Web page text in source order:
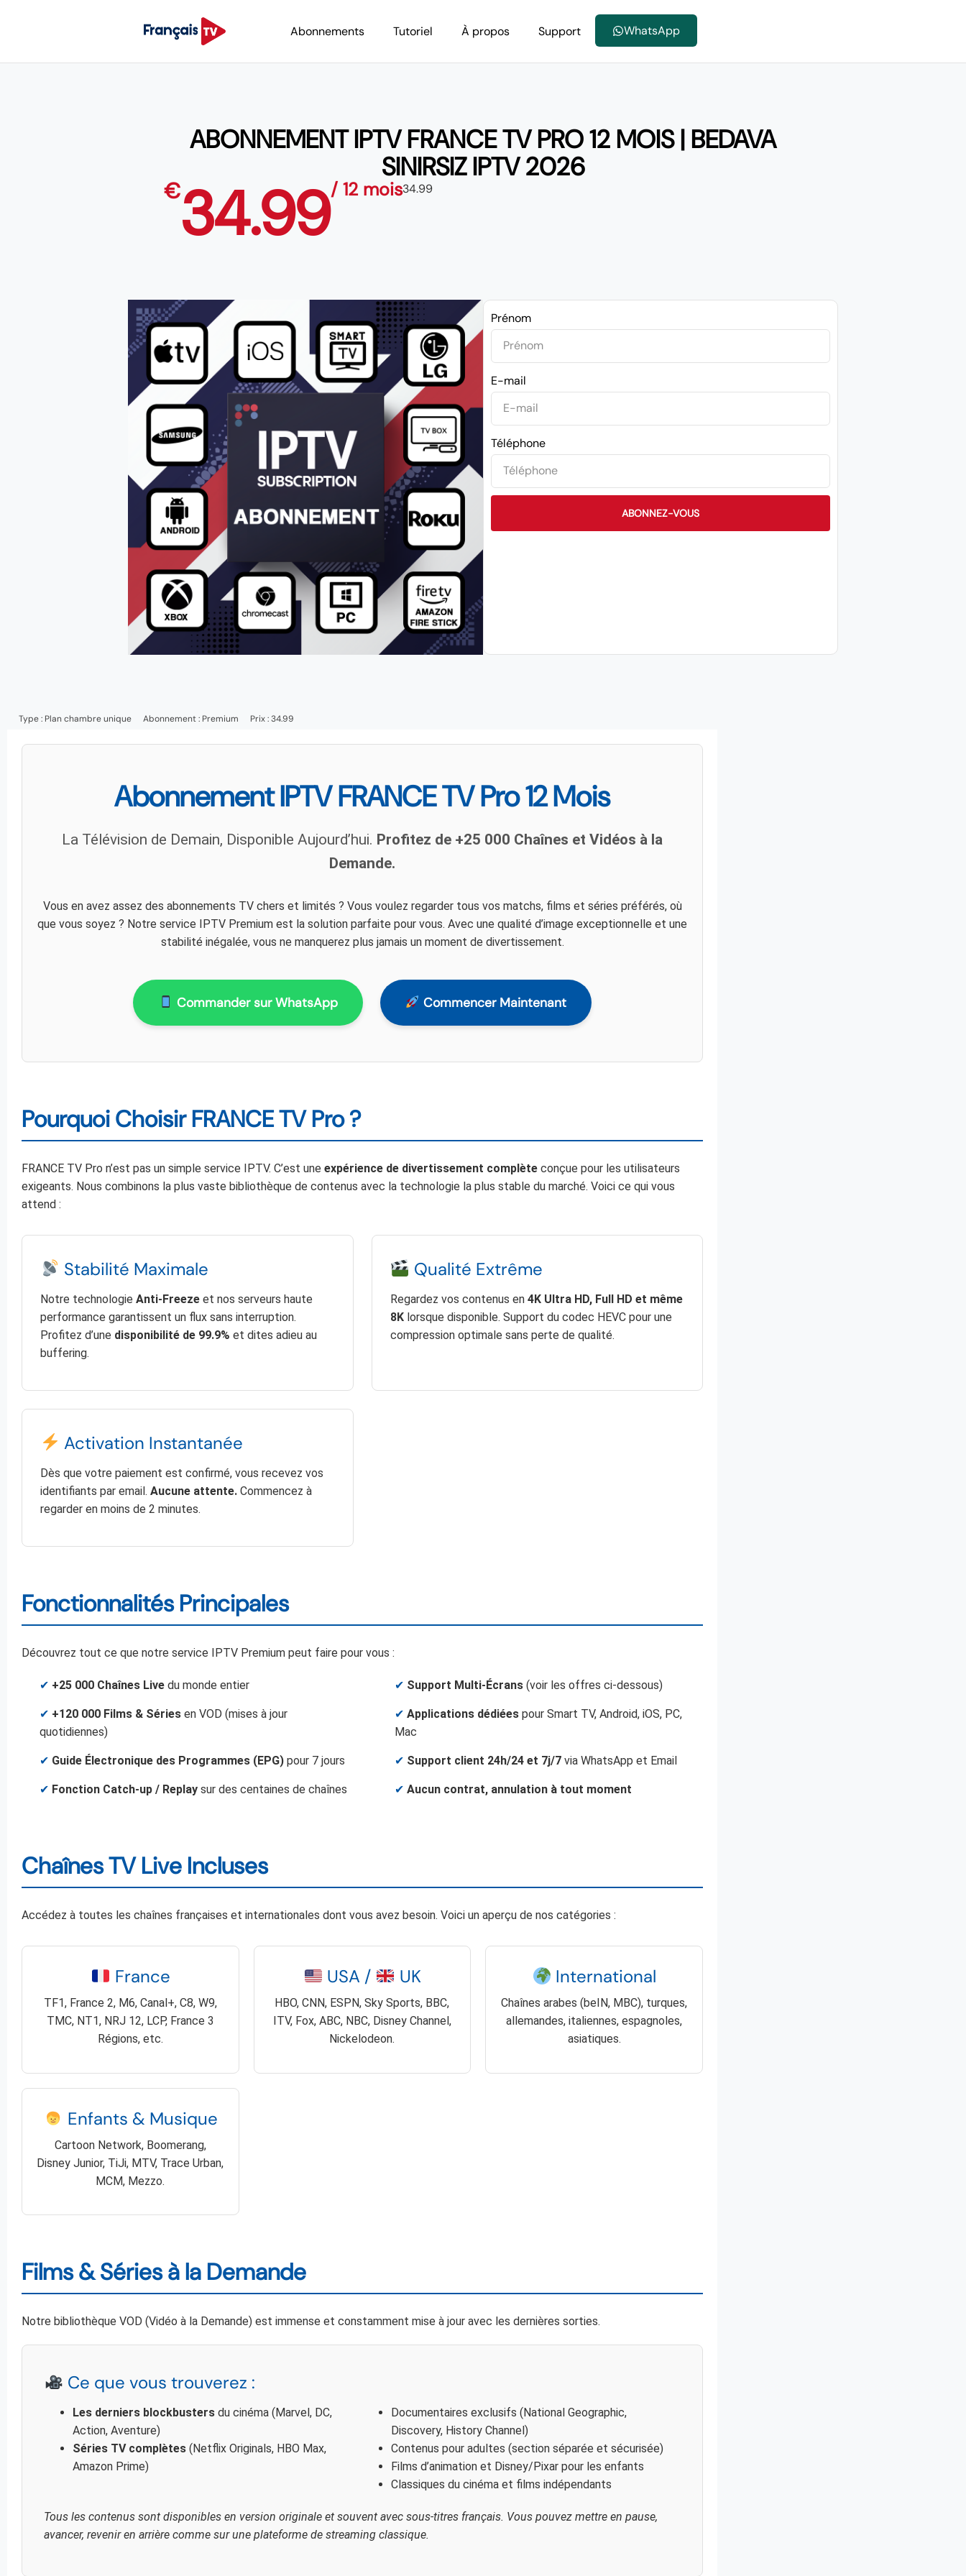
Abonnements Tutoriel À propos Support WhatsApp
ABONNEMENT IPTV FRANCE TV PRO 12 MOIS | BEDAVA
SINIRSIZ IPTV 2026
€34.99/ 12 mois34.99
Prénom
E-mail
Téléphone
ABONNEZ-VOUS
Type : Plan chambre unique Abonnement : Premium Prix : 34.99
Abonnement IPTV FRANCE TV Pro 12 Mois
La Télévision de Demain, Disponible Aujourd’hui. Profitez de +25 000 Chaînes et Vidéos à la
Demande.
Vous en avez assez des abonnements TV chers et limités ? Vous voulez regarder tous vos matchs, films et séries préférés, où
que vous soyez ? Notre service IPTV Premium est la solution parfaite pour vous. Avec une qualité d’image exceptionnelle et une
stabilité inégalée, vous ne manquerez plus jamais un moment de divertissement.
Commander sur WhatsApp Commencer Maintenant
Pourquoi Choisir FRANCE TV Pro ?
FRANCE TV Pro n’est pas un simple service IPTV. C’est une expérience de divertissement complète conçue pour les utilisateurs
exigeants. Nous combinons la plus vaste bibliothèque de contenus avec la technologie la plus stable du marché. Voici ce qui vous
attend :
Stabilité Maximale
Notre technologie Anti-Freeze et nos serveurs haute
performance garantissent un flux sans interruption.
Profitez d’une disponibilité de 99.9% et dites adieu au
buffering.
Qualité Extrême
Regardez vos contenus en 4K Ultra HD, Full HD et même
8Klorsque disponible. Support du codec HEVC pour une
compression optimale sans perte de qualité.
Activation Instantanée
Dès que votre paiement est confirmé, vous recevez vos
identifiants par email. Aucune attente. Commencez à
regarder en moins de 2 minutes.
Fonctionnalités Principales
Découvrez tout ce que notre service IPTV Premium peut faire pour vous :
✔ +25 000 Chaînes Live du monde entier
✔ +120 000 Films & Séries en VOD (mises à jour
quotidiennes)
✔ Guide Électronique des Programmes (EPG) pour 7 jours
✔ Fonction Catch-up / Replay sur des centaines de chaînes
✔ Support Multi-Écrans (voir les offres ci-dessous)
✔ Applications dédiées pour Smart TV, Android, iOS, PC,
Mac
✔ Support client 24h/24 et 7j/7 via WhatsApp et Email
✔ Aucun contrat, annulation à tout moment
Chaînes TV Live Incluses
Accédez à toutes les chaînes françaises et internationales dont vous avez besoin. Voici un aperçu de nos catégories :
France
TF1, France 2, M6, Canal+, C8, W9,
TMC, NT1, NRJ 12, LCP, France 3
Régions, etc.
USA / UK
HBO, CNN, ESPN, Sky Sports, BBC,
ITV, Fox, ABC, NBC, Disney Channel,
Nickelodeon.
International
Chaînes arabes (beIN, MBC), turques,
allemandes, italiennes, espagnoles,
asiatiques.
Enfants & Musique
Cartoon Network, Boomerang,
Disney Junior, TiJi, MTV, Trace Urban,
MCM, Mezzo.
Films & Séries à la Demande
Notre bibliothèque VOD (Vidéo à la Demande) est immense et constamment mise à jour avec les dernières sorties.
Ce que vous trouverez :
Les derniers blockbusters du cinéma (Marvel, DC,
Action, Aventure)
Séries TV complètes (Netflix Originals, HBO Max,
Amazon Prime)
Documentaires exclusifs (National Geographic,
Discovery, History Channel)
Contenus pour adultes (section séparée et sécurisée)
Films d’animation et Disney/Pixar pour les enfants
Classiques du cinéma et films indépendants
Tous les contenus sont disponibles en version originale et souvent avec sous-titres français. Vous pouvez mettre en pause,
avancer, revenir en arrière comme sur une plateforme de streaming classique.